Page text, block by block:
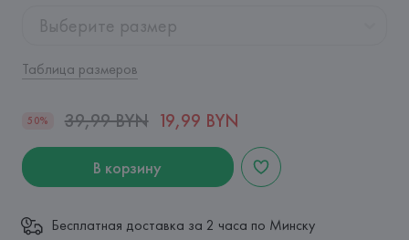
Выберите размер
Таблица размеров
50% 39,99 BYN 19,99 BYN
В корзину
Бесплатная доставка за 2 часа по Минску